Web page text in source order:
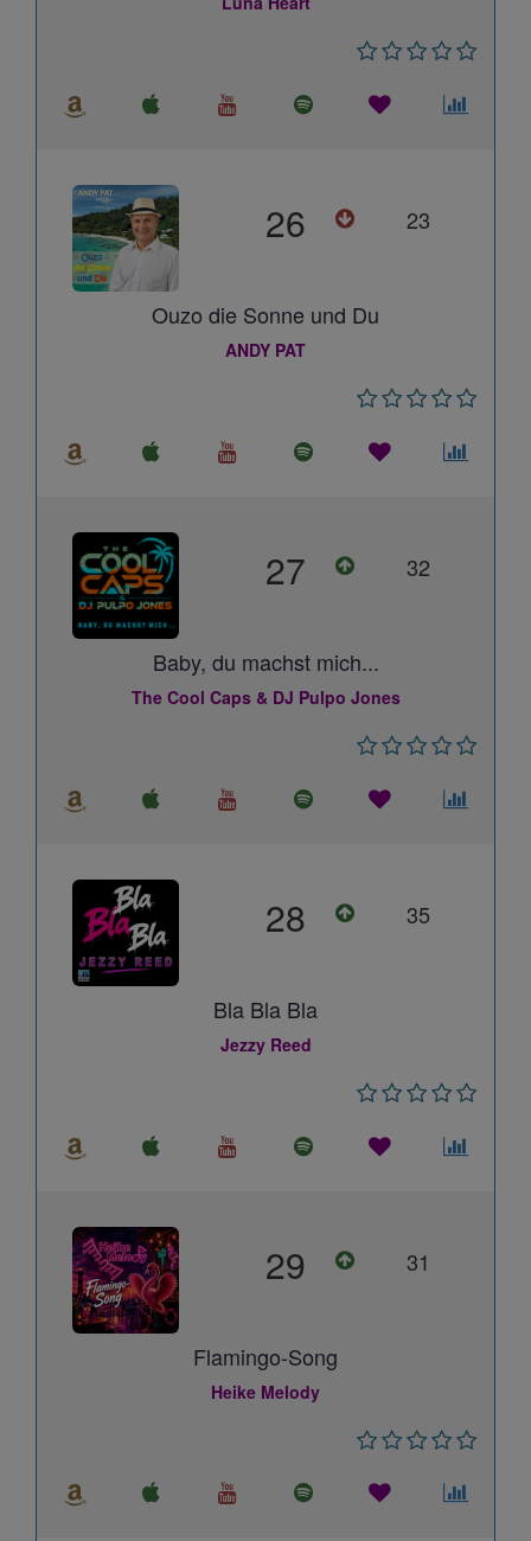
26 23
Ouzo die Sonne und Du
ANDY PAT
27 32
Baby, du machst mich...
The Cool Caps & DJ Pulpo Jones
28 35
Bla Bla Bla
Jezzy Reed
29 31
Flamingo-Song
Heike Melody